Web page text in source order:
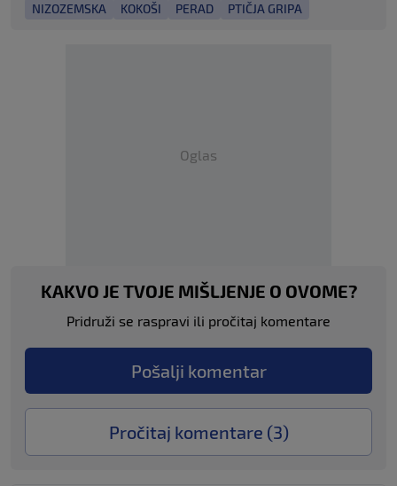
NIZOZEMSKA KOKOŠI PERAD PTIČJA GRIPA
Oglas
KAKVO JE TVOJE MIŠLJENJE O OVOME?
Pridruži se raspravi ili pročitaj komentare
Pošalji komentar
Pročitaj komentare (3)